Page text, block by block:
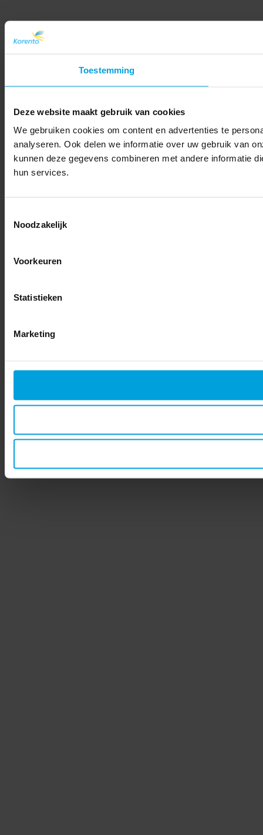
Toestemming
Deze website maakt gebruik van cookies
We gebruiken cookies om content en advertenties te
analyseren. Ook delen we informatie over uw gebruik van
kunnen deze gegevens combineren met andere informatie
hun services.
Noodzakelijk
Voorkeuren
Statistieken
Marketing